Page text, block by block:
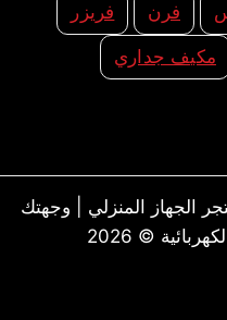
فرن فريزر
مكيف جداري
الجهاز المنزلي | وجهتك
© 2026